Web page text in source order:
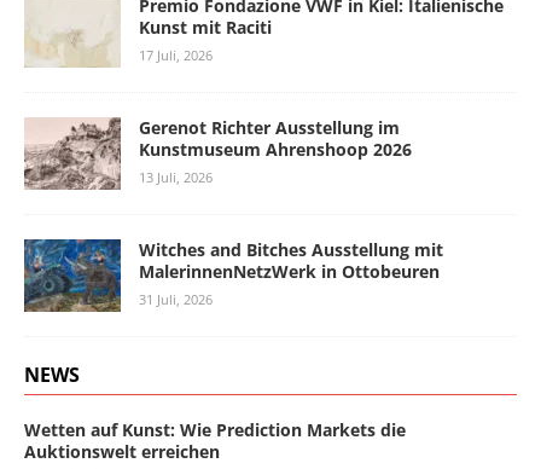
Premio Fondazione VWF in Kiel: Italienische
Kunst mit Raciti
17 Juli, 2026
Gerenot Richter Ausstellung im
Kunstmuseum Ahrenshoop 2026
13 Juli, 2026
Witches and Bitches Ausstellung mit
MalerinnenNetzWerk in Ottobeuren
31 Juli, 2026
NEWS
Wetten auf Kunst: Wie Prediction Markets die
Auktionswelt erreichen